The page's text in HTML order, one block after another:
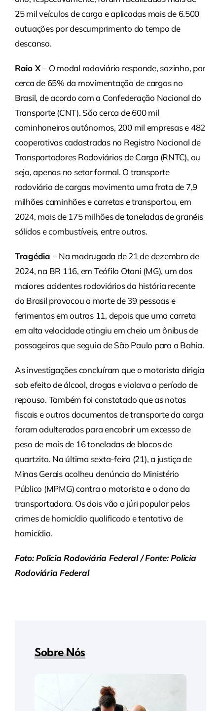
25 mil veículos de carga e aplicadas mais de 6.500
autuações por descumprimento do tempo de
descanso.
Raio X– O modal rodoviário responde, sozinho, por
cerca de 65% da movimentação de cargas no
Brasil, de acordo com a Confederação Nacional do
Transporte (CNT). São cerca de 600 mil
caminhoneiros autônomos, 200 mil empresas e 482
cooperativas cadastradas no Registro Nacional de
Transportadores Rodoviários de Carga (RNTC), ou
seja, apenas no setor formal. O transporte
rodoviário de cargas movimenta uma frota de 7,9
milhões caminhões e carretas e transportou, em
2024, mais de 175 milhões de toneladas de granéis
sólidos e combustíveis, entre outros.
Tragédia – Na madrugada de 21 de dezembro de
2024, na BR 116, em Teófilo Otoni (MG), um dos
maiores acidentes rodoviários da história recente
do Brasil provocou a morte de 39 pessoas e
ferimentos em outras 11, depois que uma carreta
em alta velocidade atingiu em cheio um ônibus de
passageiros que seguia de São Paulo para a Bahia.
As investigações concluíram que o motorista dirigia
sob efeito de álcool, drogas e violava o período de
repouso. Também foi constatado que as notas
fiscais e outros documentos de transporte da carga
foram adulterados para encobrir um excesso de
peso de mais de 16 toneladas de blocos de
quartzito. Na última sexta-feira (21), a justiça de
Minas Gerais acolheu denúncia do Ministério
Público (MPMG) contra o motorista e o dono da
transportadora. Os dois vão a júri popular pelos
crimes de homicídio qualificado e tentativa de
homicídio.
Foto: Policia Rodoviária Federal /Fonte: Policia
Rodoviária Federal
Sobre Nós